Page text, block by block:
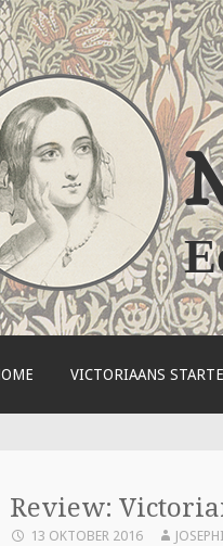
VICTORIAANS
Review:
13 OKTOBER 2016